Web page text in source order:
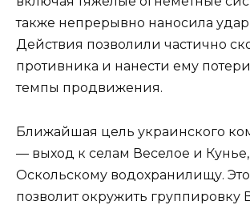
также непрерывно наносила
Действия позволили частично
противника и нанести ему
темпы продвижения.
Ближайшая цель украинского
— выход к селам Веселое и
Оскольскому водохранилищу.
позволит окружить группировку